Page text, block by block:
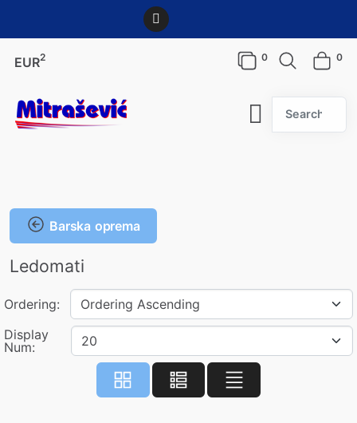
0
EUR2 0
Barska oprema
Ledomati
Ordering:
Display
Num: